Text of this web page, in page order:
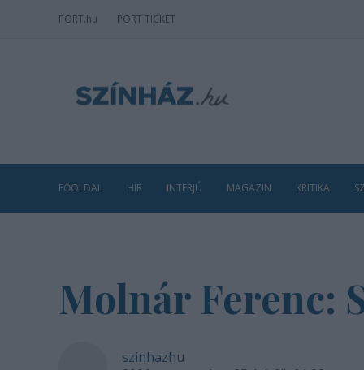
PORT.hu PORT TICKET
FŐOLDAL HÍR INTERJÚ MAGAZIN KRITIKA
Molnár Ferenc:
szinhazhu